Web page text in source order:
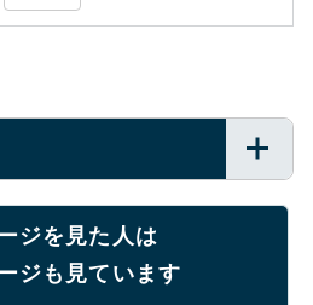
ジを見た人は
ジも見ています